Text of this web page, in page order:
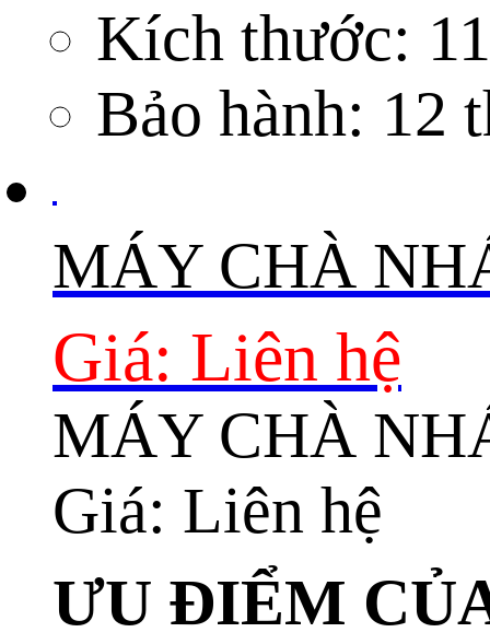
Kích thước:
Bảo hành: 12
MÁY CHÀ
Giá: Liên hệ
MÁY CHÀ
Giá: Liên hệ
ƯU ĐIỂM